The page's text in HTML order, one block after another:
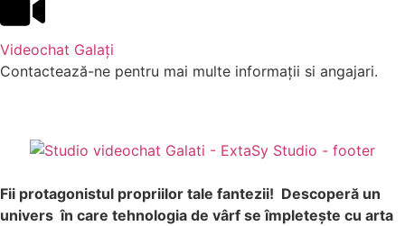
Videochat Galați
Contactează-ne pentru mai multe informații si angajari.
Fii protagonistul propriilor tale fantezii! Descoperă un
univers în care tehnologia de vârf se împletește cu arta